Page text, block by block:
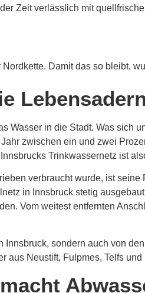
Zeit verlässlich mit
Damit das so bleibt,
Wasser in die Stadt. Was sich
zwischen ein und zwei
Trinkwassernetz ist
verbraucht wurde, ist
in Innsbruck stetig
Vom weitest entfernten
Innsbruck, sondern auch von
aus Neustift, Fulpmes, Telfs